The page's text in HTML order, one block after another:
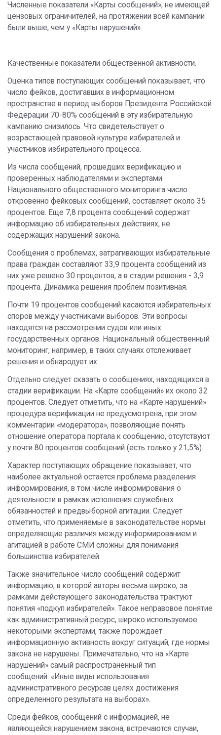
Численные показатели «Карты сообщений», не имеющей
цензовых ограничителей, на протяжении всей кампании
были выше, чем у «Карты нарушений».
Качественные показатели общественной активности.
Оценка типов поступающих сообщений показывает, что
число фейков, достигавших в информационном
пространстве в период выборов Президента Российской
Федерации 70-80% сообщений в эту избирательную
кампанию снизилось. Что свидетельствует о
возрастающей правовой культуре избирателей и
участников избирательного процесса.
Из числа сообщений, прошедших верификацию и
проверенных наблюдателями и экспертами
Национального общественного мониторинга число
откровенно фейковых сообщений, составляет около 35
процентов. Еще 7,8 процента сообщений содержат
информацию об избирательных действиях, не
содержащих нарушений закона.
Сообщения о проблемах, затрагивающих избирательные
права граждан составляют 33,9 процента сообщений из
них уже решено 30 процентов, а в стадии решения - 3,9
процента. Динамика решения проблем позитивная.
Почти 19 процентов сообщений касаются избирательных
споров между участниками выборов. Эти вопросы
находятся на рассмотрении судов или иных
государственных органов. Национальный общественный
мониторинг, например, в таких случаях отслеживает
решения и обнародует их.
Отдельно следует сказать о сообщениях, находящихся в
стадии верификации. На «Карте сообщений» их около 32
процентов. Следует отметить, что на «Карте нарушений»
процедура верификации не предусмотрена, при этом
комментарии «модератора», позволяющие понять
отношение оператора портала к сообщению, отсутствуют
у почти 80 процентов сообщений (есть только у 21,5%).
Характер поступающих обращение показывает, что
наиболее актуальной остается проблема разделения
информирования, в том числе информирования о
деятельности в рамках исполнения служебных
обязанностей и предвыборной агитации. Следует
отметить, что применяемые в законодательстве нормы
определяющие различия между информированием и
агитацией в работе СМИ сложны для понимания
большинства избирателей.
Также значительное число сообщений содержит
информацию, в которой авторы весьма широко, за
рамками действующего законодательства трактуют
понятия «подкуп избирателей». Такое неправовое понятие
как административный ресурс, широко используемое
некоторыми экспертами, также порождает
информационную активность вокруг ситуаций, где нормы
закона не нарушены. Примечательно, что на «Карте
нарушений» самый распространенный тип
сообщений: «Иные виды использования
административного ресурсав целях достижения
определенного результата на выборах».
Среди фейков, сообщений с информацией, не
являющейся нарушением закона, встречаются случаи,